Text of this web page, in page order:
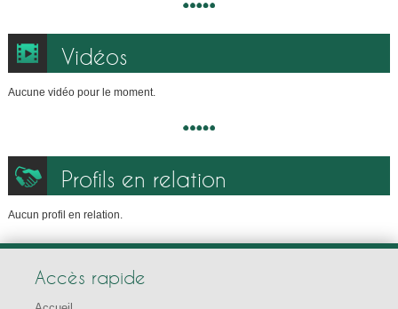
Vidéos
Aucune vidéo pour le moment.
Profils en relation
Aucun profil en relation.
Accès rapide